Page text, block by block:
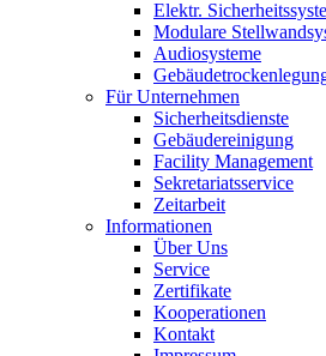
Elektr.
Modulare
Audiosysteme
Für Unternehmen
Sicherheitsdienste
Gebäudereinigung
Facility Management
Sekretariatsservice
Zeitarbeit
Informationen
Über Uns
Service
Zertifikate
Kooperationen
Kontakt